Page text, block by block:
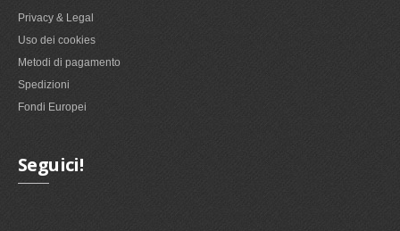
Privacy & Legal
Uso dei cookies
Metodi di pagamento
Spedizioni
Fondi Europei
Seguici!